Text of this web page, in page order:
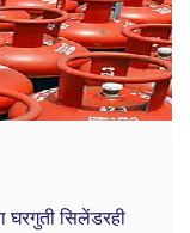
घरगुती सिलेंडरही